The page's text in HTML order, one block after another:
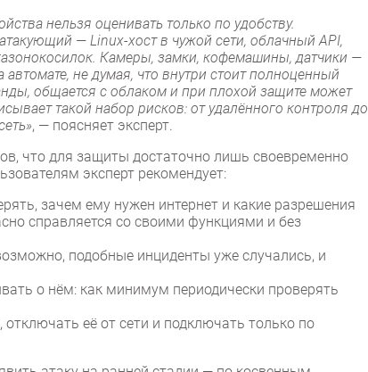
нельзя оценивать только по удобству.
— Linux-хост в чужой сети, облачный API,
Камеры, замки, кофемашины, датчики —
не думая, что внутри стоит полноценный
общается с облаком и при плохой защите может
такой набор рисков: от удалённого контроля до
, — поясняет эксперт.
что для защиты достаточно лишь своевременно
эксперт рекомендует:
зачем ему нужен интернет и какие разрешения
справляется со своими функциями и без
подобные инциденты уже случались, и
о нём: как минимум периодически проверять
отключать её от сети и подключать только по